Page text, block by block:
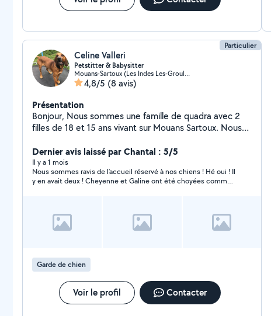
Particulier
Celine Valleri
Petstitter & Babysitter
Mouans-Sartoux (Les Indes Les-Groulles)
4,8/5 (8 avis)
Présentation
Bonjour, Nous sommes une famille de quadra avec 2
filles de 18 et 15 ans vivant sur Mouans Sartoux. Nous
maison avec jardin clôturé et pouvons proposer nos
services de pet sitter à domicile. Ma grand fille de 18
ans, peut également garder vos enfants le soir ou
weekend, elle a le BAFA petit enfance et travaille dans
Dernier avis laissé par Chantal : 5/5
Il y a 1 mois
Nous sommes ravis de l’accueil réservé à nos chiens ! Hé oui ! Il
y en avait deux ! Cheyenne et Galine ont été choyées comme
Garde de chien
Voir le profil Contacter